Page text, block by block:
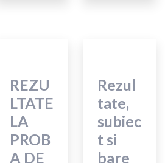
REZU
LTATE
LA
PROB
A DE
Rezul
tate,
subiec
t si
bare